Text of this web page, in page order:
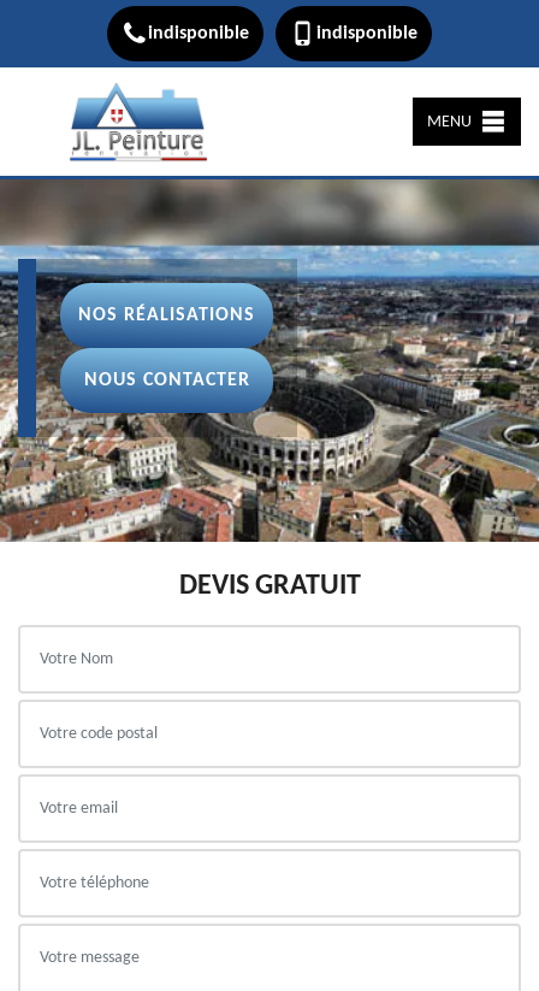
indisponible indisponible
MENU
NOS RÉALISATIONS
NOUS CONTACTER
DEVIS GRATUIT